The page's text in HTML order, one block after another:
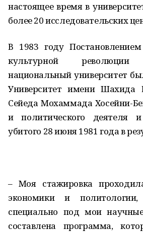
настоящее время в
более 20 исследовательских
В 1983 году
культурной
национальный университет
Университет имени Шахида
Сейеда Мохаммада Хосейни-
и политического деятеля
убитого 28 июня 1981 года в
– Моя стажировка
экономики и
специально под мои
составлена программа,